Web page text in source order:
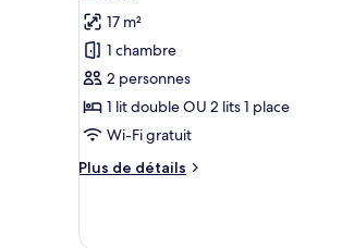
pour
ce
type
de
chambre :
Chambre
Double
lit
17 m²
1 chambre
2 personnes
1 lit double OU 2 lits 1 place
Wi-Fi gratuit
Plus de détails
Plus